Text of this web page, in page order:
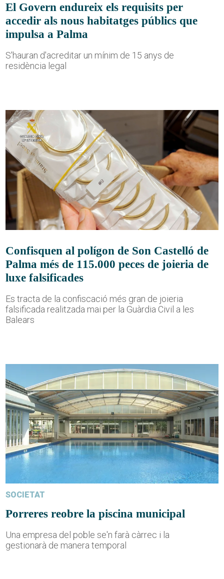
El Govern endureix els requisits per
accedir als nous habitatges públics que
impulsa a Palma
S'hauran d'acreditar un mínim de 15 anys de
residència legal
Confisquen al polígon de Son Castelló de
Palma més de 115.000 peces de joieria de
luxe falsificades
Es tracta de la confiscació més gran de joieria
falsificada realitzada mai per la Guàrdia Civil a les
Balears
SOCIETAT
Porreres reobre la piscina municipal
Una empresa del poble se'n farà càrrec i la
gestionarà de manera temporal